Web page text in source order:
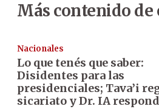
Más contenido de
Nacionales
Lo que tenés que saber:
Disidentes para las
presidenciales; Tava’i
sicariato y Dr. IA